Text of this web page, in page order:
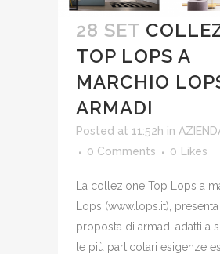
28 SET
TOP LOPS A
MARCHIO
ARMADI
Posted at 11:52h in
0 Comments
0 Likes
La collezione Top Lops a
Lops (www.lops.it), presenta
proposta di armadi adatti a
le più particolari esigenze